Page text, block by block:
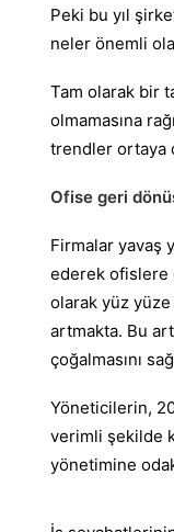
Peki bu yıl
neler önemli
Tam olarak bir
olmamasına
trendler ortaya
Ofise geri
Firmalar yavaş
ederek ofislere
olarak yüz
artmakta. Bu
çoğalmasını
Yöneticilerin,
verimli şekilde
yönetimine